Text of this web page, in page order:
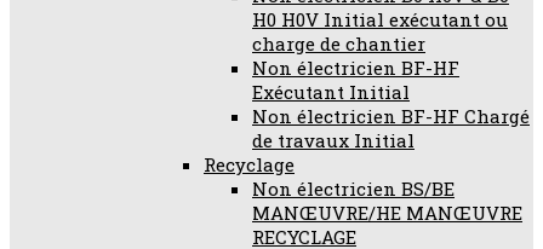
H0 H0V Initial exécutant ou
charge de chantier
Non électricien BF-HF
Exécutant Initial
Non électricien BF-HF Chargé
de travaux Initial
Recyclage
Non électricien BS/BE
MANŒUVRE/HE MANŒUVRE
RECYCLAGE